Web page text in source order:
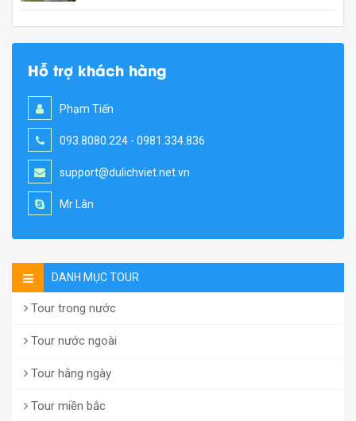
Hỗ trợ khách hàng
Phạm Tiến
093.8080.224 - 0981.334.836
support@dulichviet.net.vn
Mr Lân
DANH MỤC TOUR
Tour trong nước
Tour nước ngoài
Tour hằng ngày
Tour miền bắc